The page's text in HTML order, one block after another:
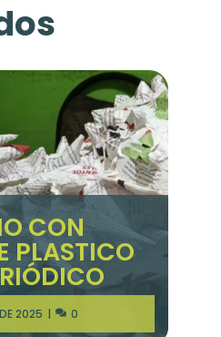
CON
PLASTICO
2025 0